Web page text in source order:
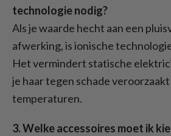
technologie nodig?
Als je waarde hecht aan een
afwerking, is ionische
Het vermindert statische
je haar tegen schade
temperaturen.
3. Welke accessoires moet ik